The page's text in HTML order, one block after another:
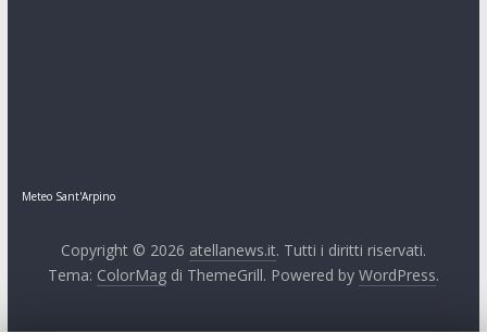
Meteo Sant'Arpino
Copyright © 2026 atellanews.it. Tutti i diritti riservati.
Tema: ColorMagdi ThemeGrill. Powered by WordPress.